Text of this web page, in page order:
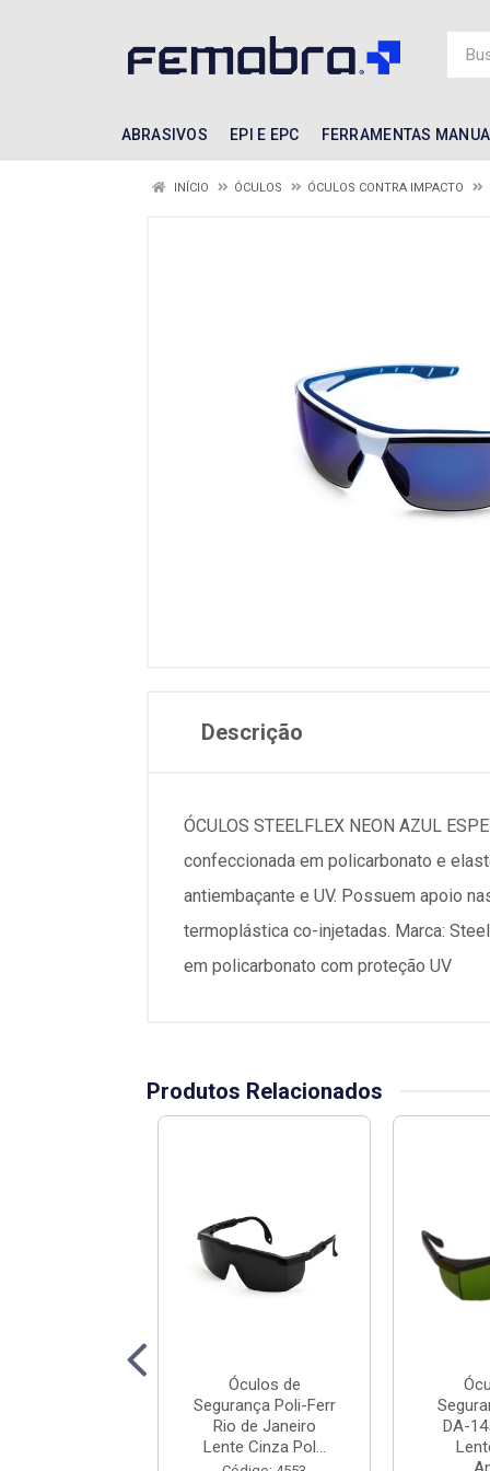
ABRASIVOS EPI E EPC FERRAMENTAS
INÍCIO ÓCULOS ÓCULOS CONTRA IMPACTO
Descrição
ÓCULOS STEELFLEX NEON AZUL
confeccionada em policarbonato e
antiembaçante e UV. Possuem apoio
termoplástica co-injetadas. Marca:
em policarbonato com proteção UV
Produtos Relacionados
Óculos de
Segurança Poli-Ferr
Rio de Janeiro
Lente Cinza Pol...
DA-